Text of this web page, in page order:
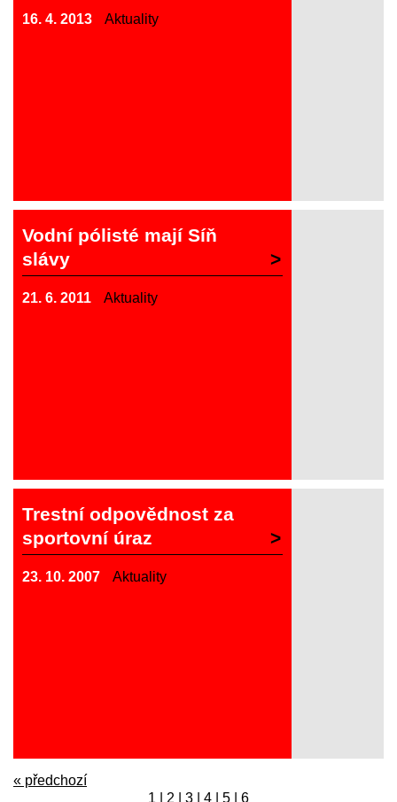
16. 4. 2013 Aktuality
Vodní pólisté mají Síň
slávy
21. 6. 2011 Aktuality
Trestní odpovědnost za
sportovní úraz
23. 10. 2007 Aktuality
« předchozí
1
2 3 4 5 6